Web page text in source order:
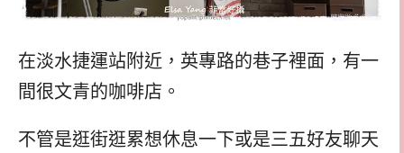
在淡水捷運站附近，英專路的巷子裡面，有一
間很文青的咖啡店。
不管是逛街逛累想休息一下或是三五好友聊天